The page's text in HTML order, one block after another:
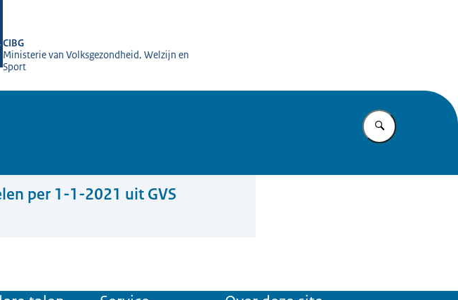
CIBG
Ministerie van Volksgezondheid, Welzijn en
Sport
Vul in wat u
per 1-1-2021 uit GVS